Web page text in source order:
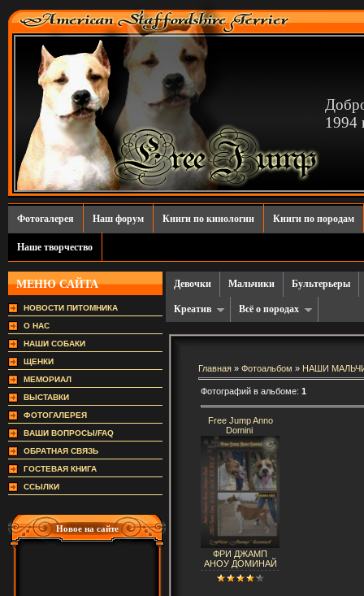
1994
Фотогалерея Наш форум Книги по кинологии Книги по породам
Наше творчество
МЕНЮ САЙТА
НОВОСТИ ПИТОМНИКА
О НАС
НАШИ СОБАКИ
ЩЕНКИ
МЕМОРИАЛ
ВЫСТАВКИ
ФОТОГАЛЕРЕЯ
ВАШИ ВОПРОСЫ/FAQ
ОБРАТНАЯ СВЯЗЬ
ГОСТЕВАЯ КНИГА
ССЫЛКИ
Новое на сайте
Девочки Мальчики Бультерьеры
Креатив Всё о породах
Главная » Фотоальбом » НАШИ
Фотографий в альбоме: 1
Free Jump Anno
Domini
ФРИ ДЖАМП
АНОУ ДОМИНАЙ